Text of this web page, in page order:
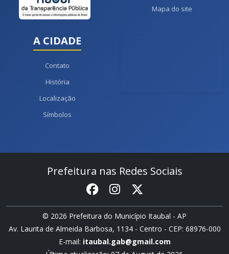
Mapa do site
A CIDADE
Contato
História
Localização
Símbolos
Prefeitura nas Redes Sociais
© 2026 Prefeitura do Município Itaubal - AP
Av. Laurita de Almeida Barbosa, 1134 - Centro - CEP: 68976-000
E-mail: itaubal.gab@gmail.com